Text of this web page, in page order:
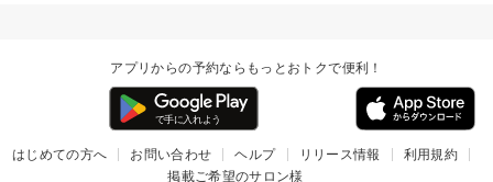
アプリからの予約ならもっとおトクで便利！
はじめての方へ お問い合わせ ヘルプ リリース情報
利用規約
掲載ご希望のサロン様